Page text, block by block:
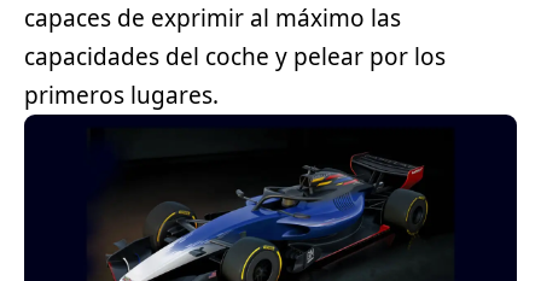
capaces de exprimir al máximo las
capacidades del coche y pelear por los
primeros lugares.